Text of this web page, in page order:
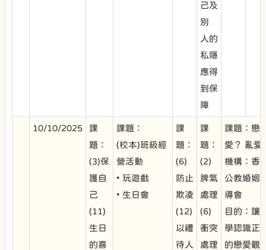
己及
別
人的
私隱
應得
到保
障
10/10/2025
課
題：
(3)保
護自
己
(11)
生日
的喜
課題：
(校本)班級經
營活動
• 玩遊戲
• 生日會
課
題：
(6)
防止
欺凌
(12)
以禮
待人
課
題：
(2)
脾氣
處理
(6)
衝突
處理
課題：戀
愛？ 亂愛
機構：香
公教婚姻
導會
目的：讓
學認識正
的戀愛觀